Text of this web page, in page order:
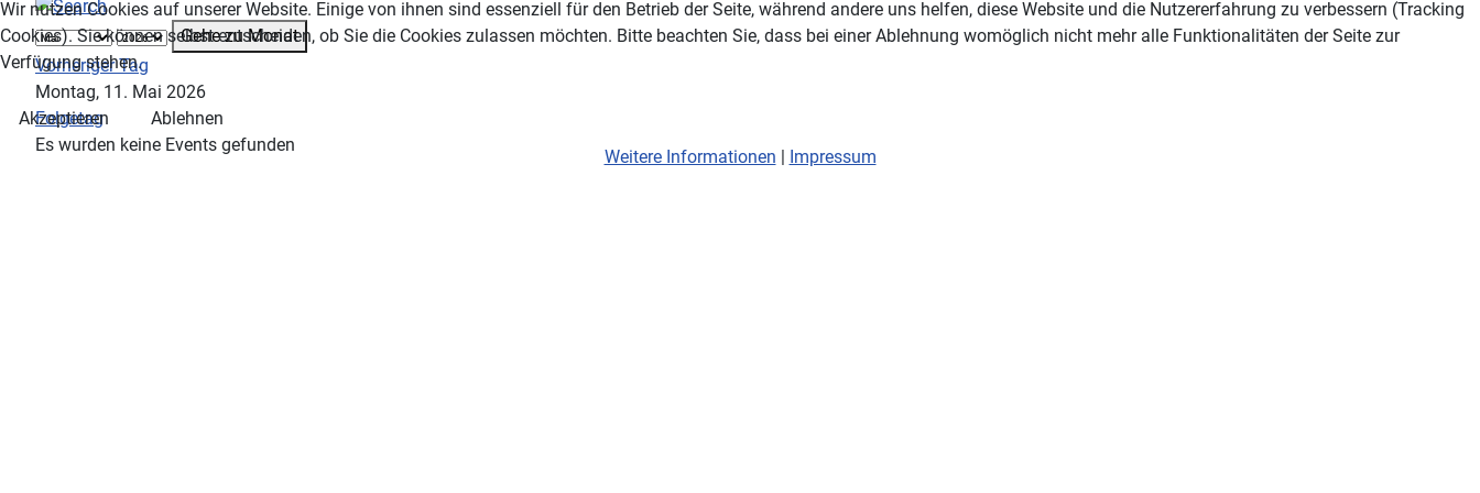
Gehe zu Monat
Vorheriger Tag
Montag, 11. Mai 2026
Folgetag
Es wurden keine Events gefunden
Wir nutzen Cookies auf unserer Website. Einige von ihnen sind essenziell für den Betrieb der Seite, während andere uns helfen, diese Website und die Nutzererfahrung zu verbessern (Tracking
Cookies). Sie können selbst entscheiden, ob Sie die Cookies zulassen möchten. Bitte beachten Sie, dass bei einer Ablehnung womöglich nicht mehr alle Funktionalitäten der Seite zur
Verfügung stehen.
Akzeptieren
Ablehnen
Weitere Informationen | Impressum